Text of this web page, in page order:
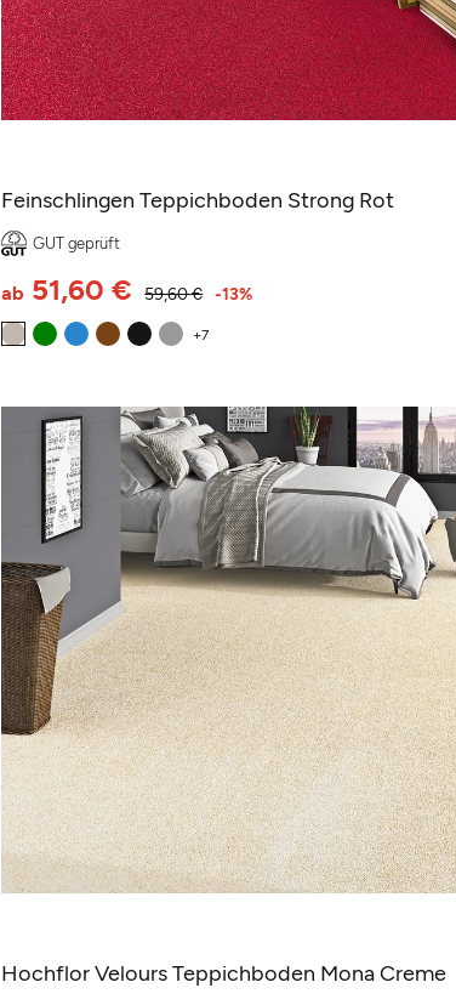
Feinschlingen Teppichboden Strong Rot
GUT geprüft
59,60 €
ab 51,60 € -13%
Hochflor Velours Teppichboden Mona Creme